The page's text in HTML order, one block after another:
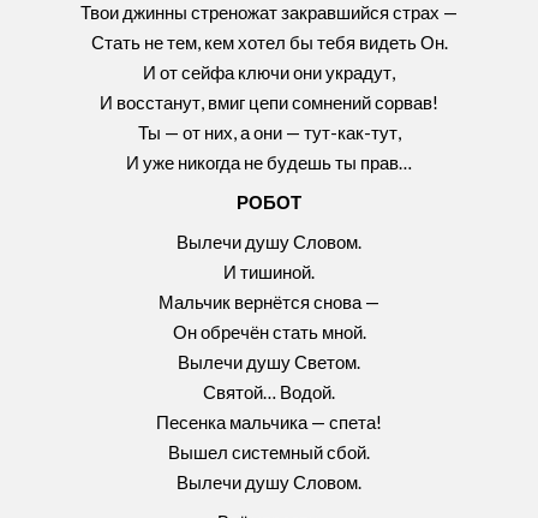
Твои джинны стреножат закравшийся страх —
Стать не тем, кем хотел бы тебя видеть Он.
И от сейфа ключи они украдут,
И восстанут, вмиг цепи сомнений сорвав!
Ты — от них, а они — тут-как-тут,
И уже никогда не будешь ты прав…
РОБОТ
Вылечи душу Словом.
И тишиной.
Мальчик вернётся снова —
Он обречён стать мной.
Вылечи душу Светом.
Святой… Водой.
Песенка мальчика — спета!
Вышел системный сбой.
Вылечи душу Словом.